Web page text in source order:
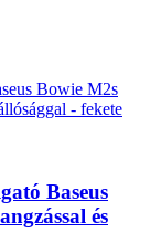
Baseus
és